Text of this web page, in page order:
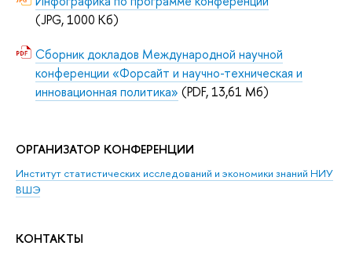
(JPG, 1000 Кб)
Сборник докладов Международной научной
конференции «Форсайт и научно-техническая и
инновационная политика» (PDF, 13,61 Мб)
ОРГАНИЗАТОР КОНФЕРЕНЦИИ
Институт статистических исследований и экономики знаний НИУ
ВШЭ
КОНТАКТЫ